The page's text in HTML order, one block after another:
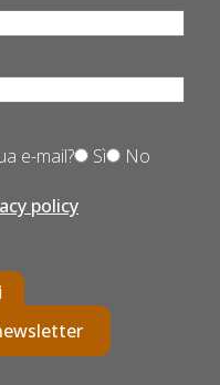
e-mail? Sì No
policy